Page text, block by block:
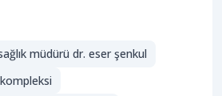
müdürü dr. eser şenkul